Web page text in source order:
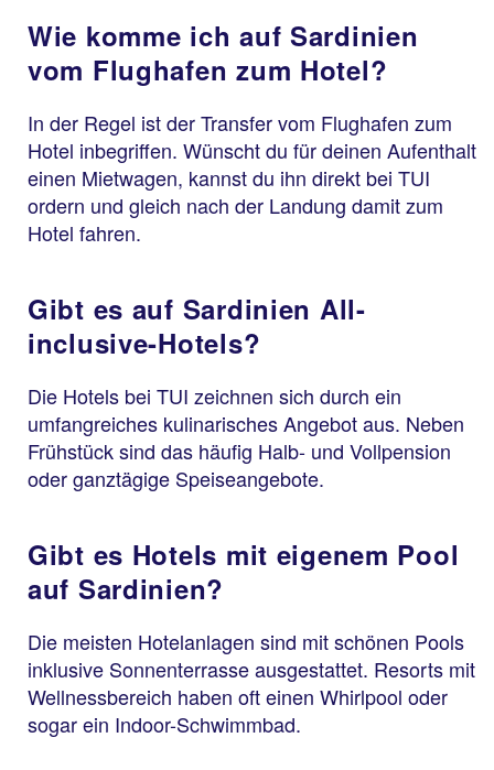
Wie komme ich auf Sardinien
vom Flughafen zum Hotel?
In der Regel ist der Transfer vom Flughafen zum
Hotel inbegriffen. Wünscht du für deinen Aufenthalt
einen Mietwagen, kannst du ihn direkt bei TUI
ordern und gleich nach der Landung damit zum
Hotel fahren.
Gibt es auf Sardinien All-
inclusive-Hotels?
Die Hotels bei TUI zeichnen sich durch ein
umfangreiches kulinarisches Angebot aus. Neben
Frühstück sind das häufig Halb- und Vollpension
oder ganztägige Speiseangebote.
Gibt es Hotels mit eigenem Pool
auf Sardinien?
Die meisten Hotelanlagen sind mit schönen Pools
inklusive Sonnenterrasse ausgestattet. Resorts mit
Wellnessbereich haben oft einen Whirlpool oder
sogar ein Indoor-Schwimmbad.